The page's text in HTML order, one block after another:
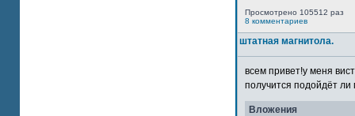
Просмотрено 105512 раз
8 комментариев
штатная магнитола.
всем привет!у меня
получится подойдёт ли
Вложения